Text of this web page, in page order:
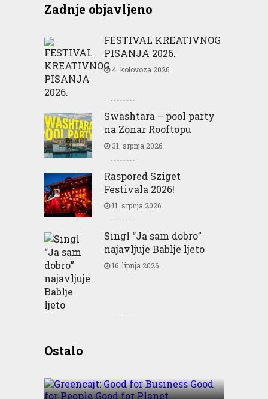
Zadnje objavljeno
FESTIVAL KREATIVNOG
PISANJA 2026.
4. kolovoza 2026.
Swashtara – pool party
na Zonar Rooftopu
31. srpnja 2026.
Raspored Sziget
Festivala 2026!
11. srpnja 2026.
Singl “Ja sam dobro”
najavljuje Bablje ljeto
16. lipnja 2026.
OstaloBusiness Good for People